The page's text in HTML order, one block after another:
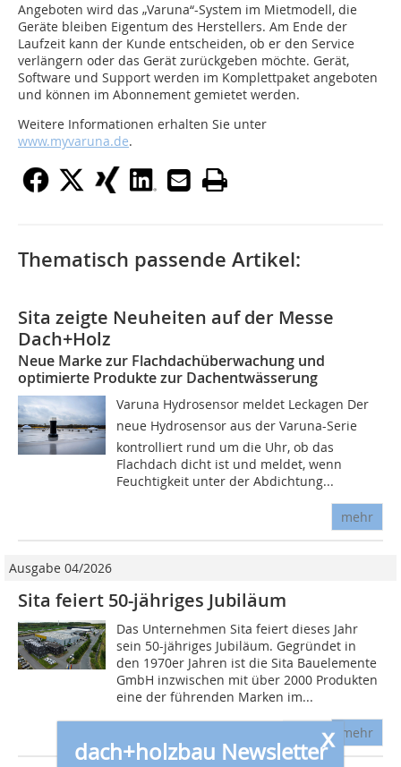
Angeboten wird das „Varuna“-System im Mietmodell, die
Geräte bleiben Eigentum des Herstellers. Am Ende der
Laufzeit kann der Kunde entscheiden, ob er den Service
verlängern oder das Gerät zurückgeben möchte. Gerät,
Software und Support werden im Komplettpaket angeboten
und können im Abonnement gemietet werden.
Weitere Informationen erhalten Sie unter
www.myvaruna.de.
x
dach+holzbau Newsletter
Thematisch passende Artikel:
Sita zeigte Neuheiten auf der Messe
Dach+Holz
Neue Marke zur Flachdachüberwachung und
optimierte Produkte zur Dachentwässerung
Varuna Hydrosensor meldet Leckagen Der
neue Hydrosensor aus der Varuna-Serie
kontrolliert rund um die Uhr, ob das
Flachdach dicht ist und meldet, wenn
Feuchtigkeit unter der Abdichtung...
mehr
Ausgabe 04/2026
Sita feiert 50-jähriges Jubiläum
Das Unternehmen Sita feiert dieses Jahr
sein 50-jähriges Jubiläum. Gegründet in
den 1970er Jahren ist die Sita Bauelemente
GmbH inzwischen mit über 2000 Produkten
eine der führenden Marken im...
mehr